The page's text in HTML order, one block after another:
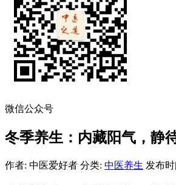
微信公众号
冬季养生：内藏阳气，静
作者: 中医爱好者 分类: 中医养生 发布时